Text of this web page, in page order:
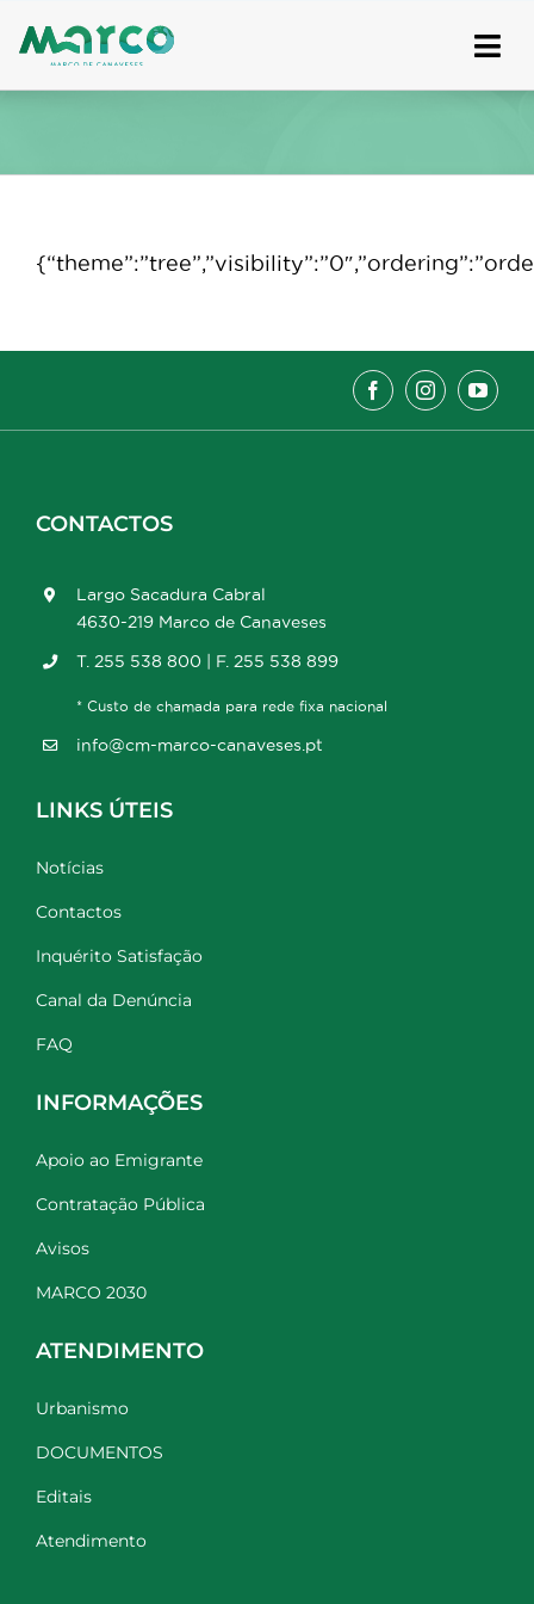
to
CONTACTOS
Largo Sacadura Cabral
4630-219 Marco de Canaveses
T. 255 538 800 | F. 255 538 899
* Custo de chamada para rede fixa nacional
info@cm-marco-canaveses.pt
LINKS ÚTEIS
Notícias
Contactos
Inquérito Satisfação
Canal da Denúncia
FAQ
INFORMAÇÕES
Apoio ao Emigrante
Contratação Pública
Avisos
MARCO 2030
ATENDIMENTO
Urbanismo
DOCUMENTOS
Editais
Atendimento